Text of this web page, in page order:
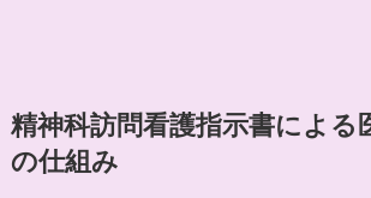
精神科訪問看護指示書による
の仕組み